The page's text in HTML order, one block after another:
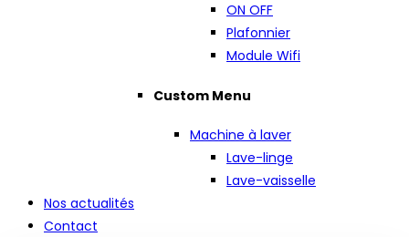
ON OFF
Plafonnier
Module Wifi
Custom Menu
Machine à laver
Lave-linge
Lave-vaisselle
Nos actualités
Contact